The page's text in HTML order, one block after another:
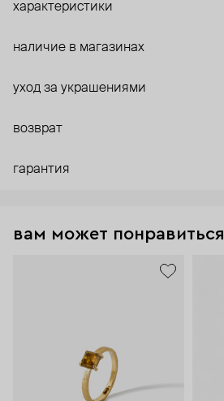
характеристики
наличие в магазинах
уход за украшениями
возврат
гарантия
вам может понравиться